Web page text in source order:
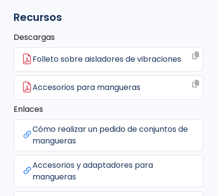
Recursos
Descargas
Folleto sobre aisladores de vibraciones
Accesorios para mangueras
Enlaces
Cómo realizar un pedido de conjuntos de
mangueras
Accesorios y adaptadores para
mangueras